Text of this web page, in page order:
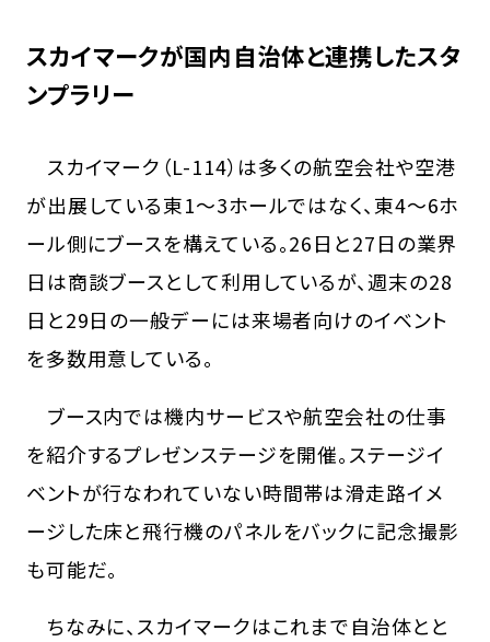
スカイマークが国内自治体と連携したスタ
ンプラリー
スカイマーク（L-114）は多くの航空会社や空港
が出展している東1～3ホールではなく、東4～6ホ
ール側にブースを構えている。26日と27日の業界
日は商談ブースとして利用しているが、週末の28
日と29日の一般デーには来場者向けのイベント
を多数用意している。
ブース内では機内サービスや航空会社の仕事
を紹介するプレゼンステージを開催。ステージイ
ベントが行なわれていない時間帯は滑走路イメ
ージした床と飛行機のパネルをバックに記念撮影
も可能だ。
ちなみに、スカイマークはこれまで自治体とと